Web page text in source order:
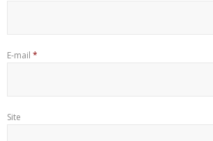
E-mail *
Site